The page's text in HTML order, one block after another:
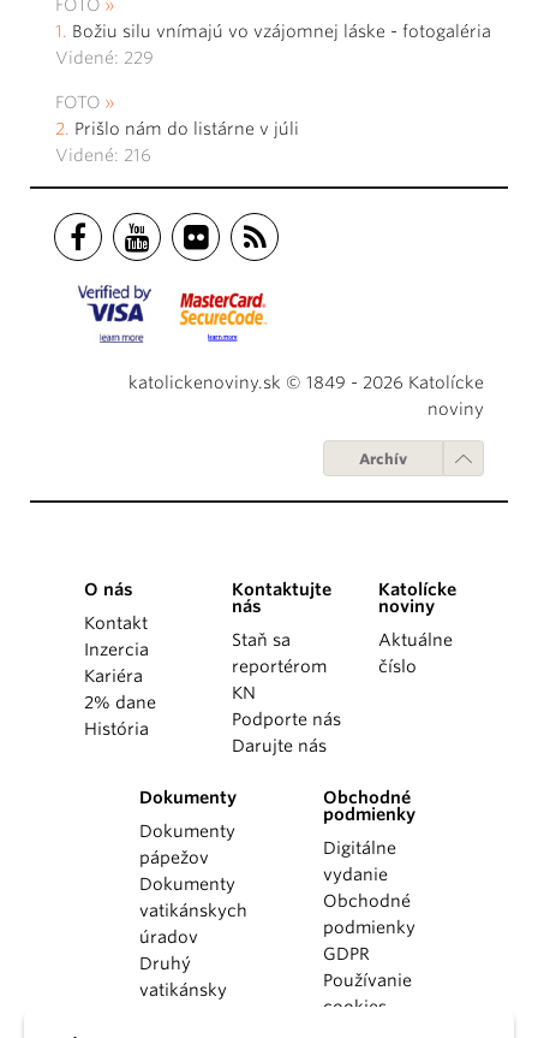
FOTO
Božiu silu vnímajú vo vzájomnej láske - fotogaléria
Videné: 229
FOTO
Prišlo nám do listárne v júli
Videné: 216
katolickenoviny.sk © 1849 - 2026 Katolícke
noviny
Archív
O nás
Kontakt
Inzercia
Kariéra
2% dane
História
Kontaktujte
nás
Staň sa
reportérom
KN
Podporte nás
Darujte nás
Katolícke
noviny
Aktuálne
číslo
Dokumenty
Dokumenty
pápežov
Dokumenty
vatikánskych
úradov
Druhý
vatikánsky
Obchodné
podmienky
Digitálne
vydanie
Obchodné
podmienky
GDPR
Používanie
cookies